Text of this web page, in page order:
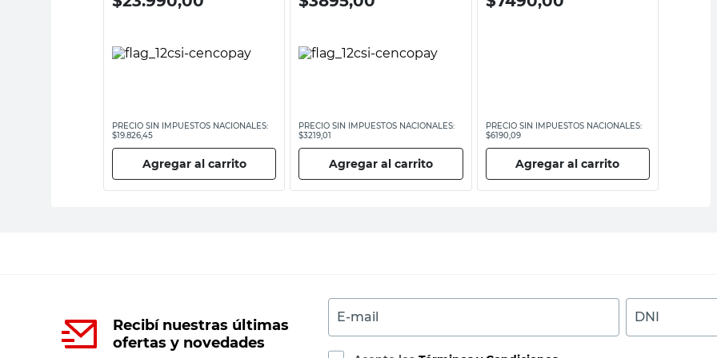
PRECIO SIN IMPUESTOS NACIONALES:
$19.826,45
Agregar al carrito
PRECIO SIN IMPUESTOS NACIONALES:
$3219,01
Agregar al carrito
PRECIO SIN IMPUESTOS NACIONALES:
$6190,09
Agregar al carrito
Recibí nuestras últimas
ofertas y novedades
E-mail DNI